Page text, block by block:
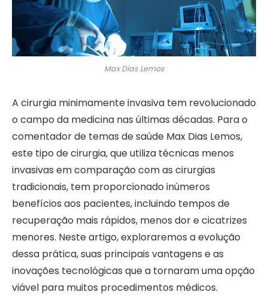
Max Dias Lemos
A cirurgia minimamente invasiva tem revolucionado
o campo da medicina nas últimas décadas. Para o
comentador de temas de saúde Max Dias Lemos,
este tipo de cirurgia, que utiliza técnicas menos
invasivas em comparação com as cirurgias
tradicionais, tem proporcionado inúmeros
benefícios aos pacientes, incluindo tempos de
recuperação mais rápidos, menos dor e cicatrizes
menores. Neste artigo, exploraremos a evolução
dessa prática, suas principais vantagens e as
inovações tecnológicas que a tornaram uma opção
viável para muitos procedimentos médicos.